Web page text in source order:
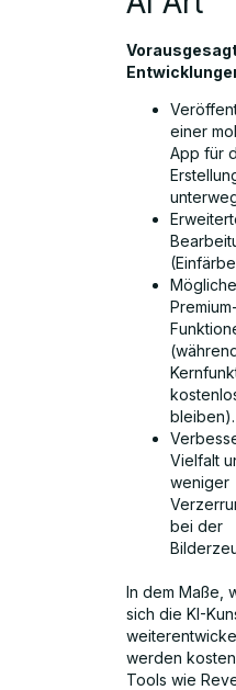
einer
App für
Mögliche
Premium-
bleiben).
Vielfalt
weniger
bei der
In dem Maße,
sich die KI-
werden
Tools wie